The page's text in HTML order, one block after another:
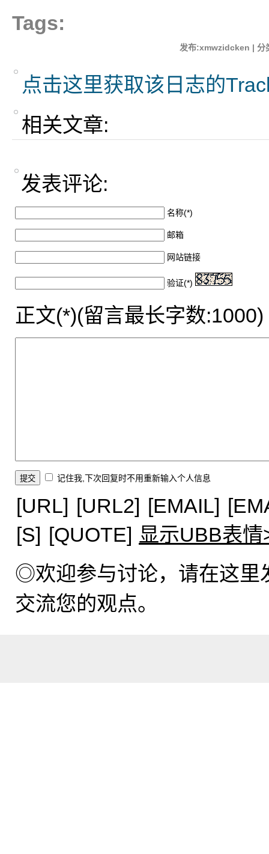
Tags:
发布:xmwzidcken | 分
点击这里获取该日志的
相关文章:
发表评论:
名称(*)
邮箱
网站链接
验证(*)
正文(*)(留言最长字数:1000)
记住我,下次回复时不用重新输入个人信息
[URL] [URL2] [EMAIL]
[S] [QUOTE] 显示UBB表情
◎欢迎参与讨论，请在这里
交流您的观点。